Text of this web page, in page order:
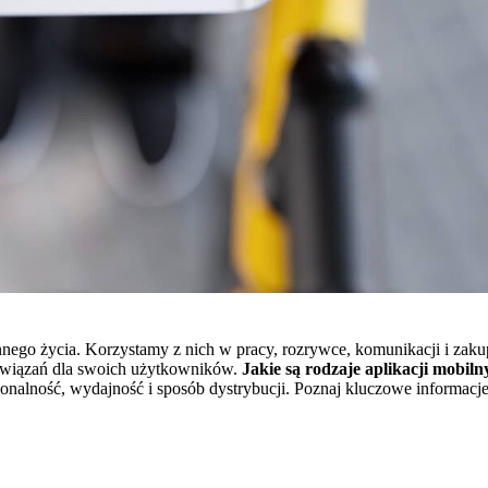
życia. Korzystamy z nich w pracy, rozrywce, komunikacji i
dla swoich użytkowników. Jakie są rodzaje aplikacji
wydajność i sposób dystrybucji. Poznaj kluczowe